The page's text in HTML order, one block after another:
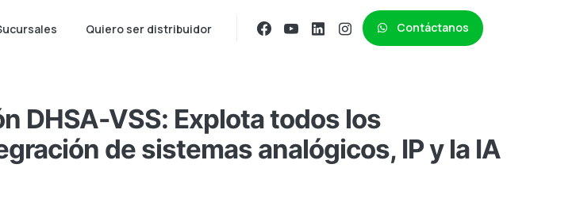
Quiero ser distribuidor Contáctanos
DHSA-VSS: Explota todos los
de sistemas analógicos, IP y la IA